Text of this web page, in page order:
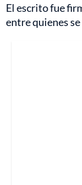
El escrito fue
entre quienes